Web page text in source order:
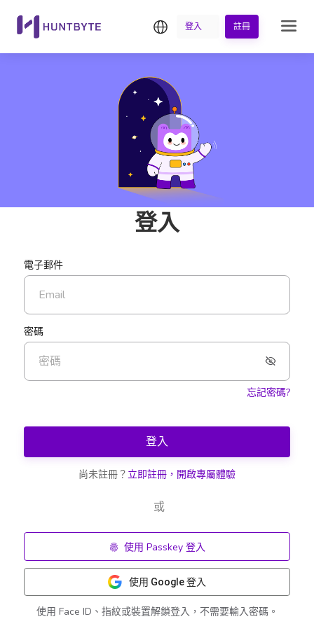
繁中登入 註冊
登入
電子郵件
密碼
忘記密碼?
登入
尚未註冊？立即註冊，開啟專屬體驗
或
使用 Passkey 登入
使用 Google 登入
使用 Face ID、指紋或裝置解鎖登入，不需要輸入密碼。